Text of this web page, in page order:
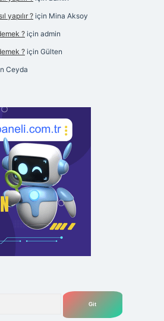
yapılır ?için Mina Aksoy
? için admin
? için Gülten
Ceyda